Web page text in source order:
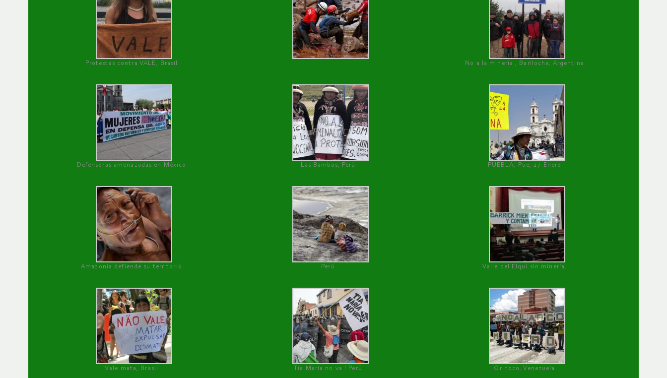
Protestas contra VALE, Brasil No a la minería , Bariloche, Argentina
Defensoras amenazadas en México Las Bambas, Perú PUEBLA, Pue, 27 Enero
Amazonía defiende su territorio Perú Valle del Elqui sin minería.
Vale mata, Brasil Tía María no va ! Perú Orinoco, Venezuela